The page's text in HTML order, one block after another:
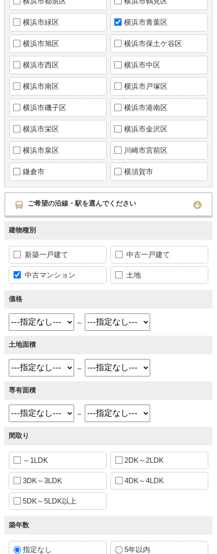
横浜市緑区 横浜市青葉区
横浜市旭区 横浜市保土ケ谷区
横浜市西区 横浜市中区
横浜市南区 横浜市戸塚区
横浜市磯子区 横浜市港南区
横浜市栄区 横浜市金沢区
横浜市泉区 川崎市宮前区
鎌倉市 横須賀市
ご希望の沿線・駅を選んでください
建物種別
新築一戸建て 中古一戸建て
中古マンション 土地
価格
～
土地面積
～
専有面積
～
間取り
～1LDK 2DK～2LDK
3DK～3LDK 4DK～4LDK
5DK～5LDK以上
築年数
指定なし 5年以内